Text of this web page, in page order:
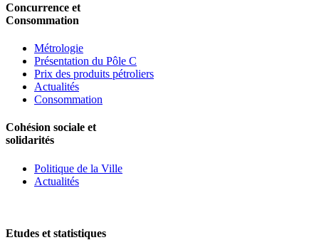
Concurrence et
Consommation
Métrologie
Présentation du Pôle C
Prix des produits pétroliers
Actualités
Consommation
Cohésion sociale et
solidarités
Politique de la Ville
Actualités
Etudes et statistiques